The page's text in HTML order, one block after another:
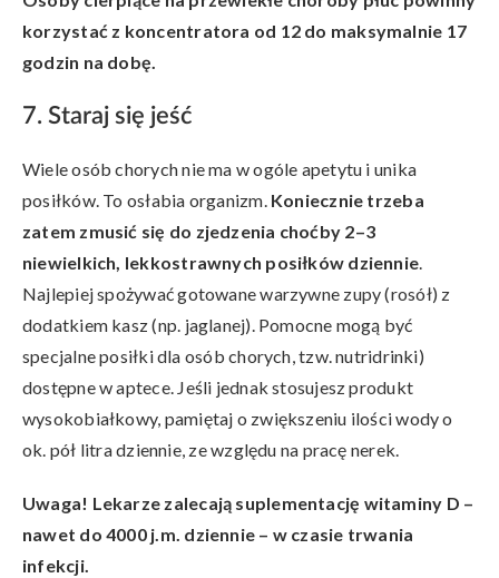
korzystać z koncentratora od 12 do maksymalnie 17
godzin na dobę.
7. Staraj się jeść
Wiele osób chorych nie ma w ogóle apetytu i unika
posiłków. To osłabia organizm. Koniecznie trzeba
zatem zmusić się do zjedzenia choćby 2–3
niewielkich, lekkostrawnych posiłków dziennie.
Najlepiej spożywać gotowane warzywne zupy (rosół) z
dodatkiem kasz (np. jaglanej). Pomocne mogą być
specjalne posiłki dla osób chorych, tzw. nutridrinki)
dostępne w aptece. Jeśli jednak stosujesz produkt
wysokobiałkowy, pamiętaj o zwiększeniu ilości wody o
ok. pół litra dziennie, ze względu na pracę nerek.
Uwaga! Lekarze zalecają suplementację witaminy D –
nawet do 4000 j.m. dziennie – w czasie trwania
infekcji.